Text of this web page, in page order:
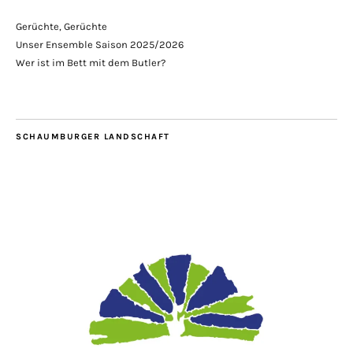
Gerüchte, Gerüchte
Unser Ensemble Saison 2025/2026
Wer ist im Bett mit dem Butler?
SCHAUMBURGER LANDSCHAFT